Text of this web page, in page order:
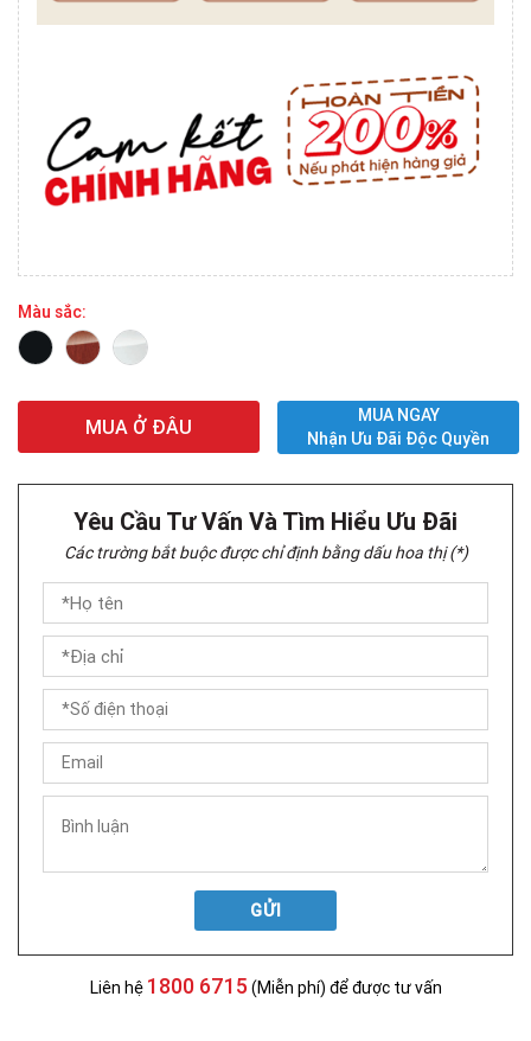
Màu sắc:
MUA Ở ĐÂU
MUA NGAY
Nhận Ưu Đãi Độc Quyền
Yêu Cầu Tư Vấn Và Tìm Hiểu Ưu Đãi
Các trường bắt buộc được chỉ định bằng dấu hoa thị (*)
GỬI
Liên hệ 1800 6715 (Miễn phí) để được tư vấn